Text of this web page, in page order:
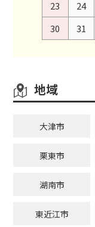
23
24
30
31
地域
大津市
栗東市
湖南市
東近江市